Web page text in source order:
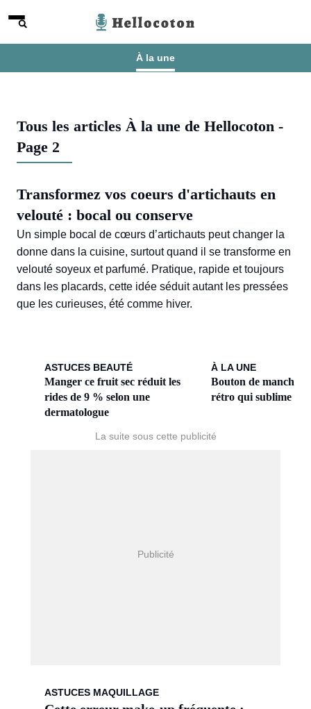
Menu
À la une
Tous les articles À la une de Hellocoton -
Page 2
Transformez vos coeurs d'artichauts en
velouté : bocal ou conserve
Un simple bocal de cœurs d’artichauts peut changer la
donne dans la cuisine, surtout quand il se transforme en
velouté soyeux et parfumé. Pratique, rapide et toujours
dans les placards, cette idée séduit autant les pressées
que les curieuses, été comme hiver.
ASTUCES BEAUTÉ
Manger ce fruit sec réduit les
rides de 9 % selon une
dermatologue
À LA UNE
Bouton de
rétro qui sublime vos
ASTUCES MAQUILLAGE